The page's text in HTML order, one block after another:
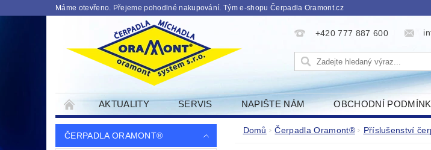
Máme otevřeno. Přejeme pohodlné nakupování. Tým e-shopu Čerpadla Oramont.cz
+420 777 887 600
AKTUALITY SERVIS NAPIŠTE NÁM OBCHODNÍ
PODMINKY OCHRANY OSOBNICH UDAJU
ČERPADLA ORAMONT®
Domů Čerpadla Oramont® Příslušenství